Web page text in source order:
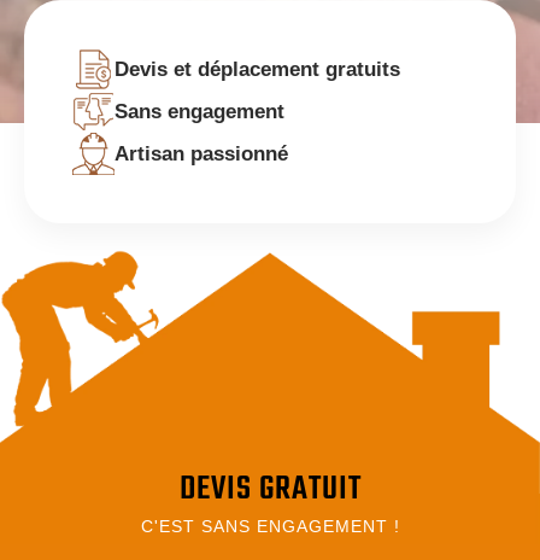
Devis et déplacement gratuits
Sans engagement
Artisan passionné
DEVIS GRATUIT
C'EST SANS ENGAGEMENT !